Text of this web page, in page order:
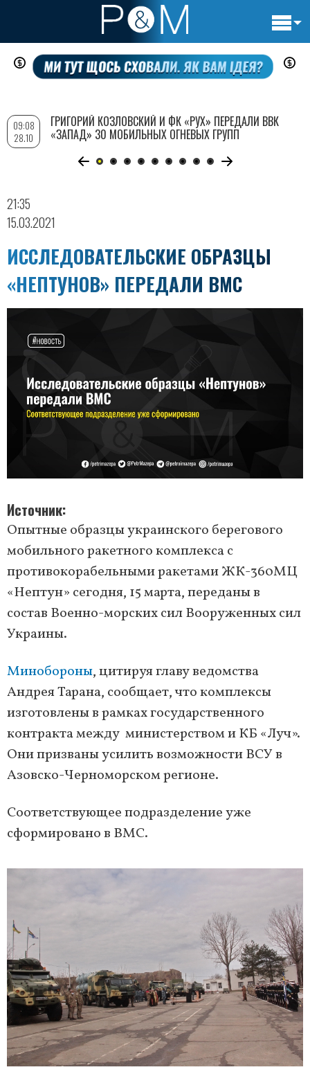
Перейти
содержанию
21:35
15.03.2021
ИССЛЕДОВАТЕЛЬСКИЕ ОБРАЗЦЫ
«НЕПТУНОВ» ПЕРЕДАЛИ ВМС
Источник
Опытные образцы украинского берегового
мобильного ракетного комплекса с
противокорабельными ракетами ЖК-360МЦ
«Нептун» сегодня, 15 марта, переданы в
состав Военно-морских сил Вооруженных сил
Украины.
Минобороны, цитируя главу ведомства
Андрея Тарана, сообщает, что комплексы
изготовлены в рамках государственного
контракта между министерством и КБ «Луч».
Они призваны усилить возможности ВСУ в
Азовско-Черноморском регионе.
Соответствующее подразделение уже
сформировано в ВМС.
09:08
28.10
ГРИГОРИЙ КОЗЛОВСКИЙ И ФК «РУХ» ПЕРЕДАЛИ ВВК
«ЗАПАД» 30 МОБИЛЬНЫХ ОГНЕВЫХ ГРУПП